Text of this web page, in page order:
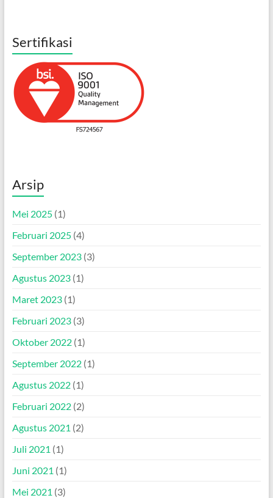
Sertifikasi
Arsip
Mei 2025(1)
Februari 2025(4)
September 2023(3)
Agustus 2023(1)
Maret 2023(1)
Februari 2023(3)
Oktober 2022(1)
September 2022(1)
Agustus 2022(1)
Februari 2022(2)
Agustus 2021 (2)
Juli 2021 (1)
Juni 2021 (1)
Mei 2021 (3)